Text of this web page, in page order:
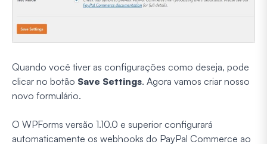
Quando você tiver as configurações como deseja, pode
clicar no botão Save Settings. Agora vamos criar nosso
novo formulário.
O WPForms versão 1.10.0 e superior configurará
automaticamente os webhooks do PayPal Commerce ao